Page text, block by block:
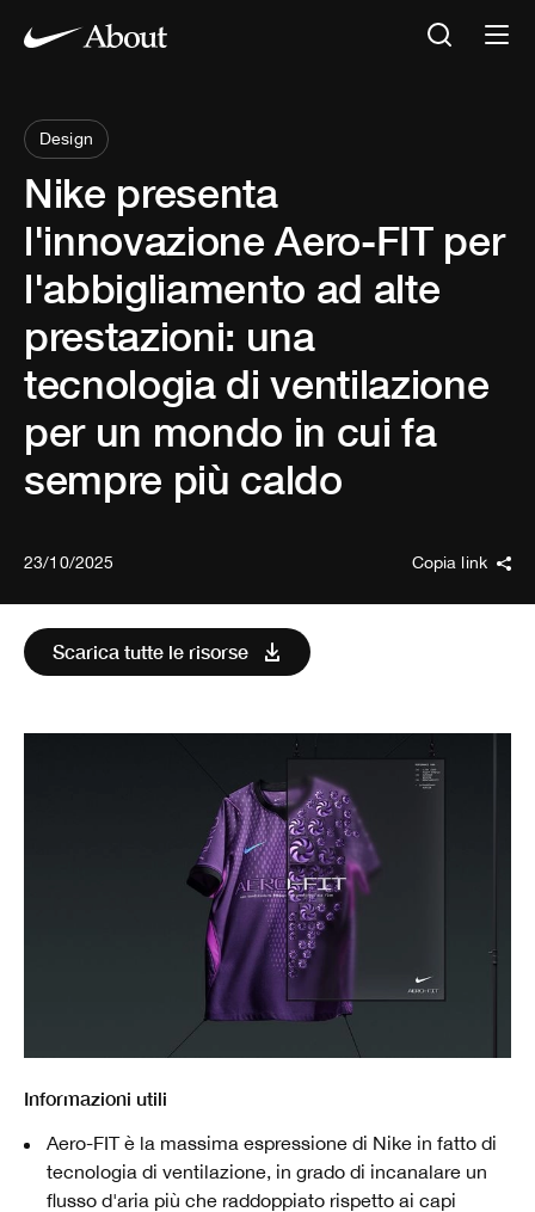
Design
Nike presenta
l'innovazione Aero-FIT per
l'abbigliamento ad alte
prestazioni: una
tecnologia di ventilazione
per un mondo in cui fa
sempre più caldo
23/10/2025 Copia link
Scarica tutte le risorse
Informazioni utili
Aero-FIT è la massima espressione di Nike in fatto di
tecnologia di ventilazione, in grado di incanalare un
flusso d'aria più che raddoppiato rispetto ai capi